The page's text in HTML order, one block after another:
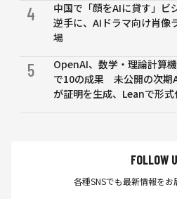
4
中国で「顔をAIに貸す」
逆手に、AIドラマ向け肖像
場
5
OpenAI、数学・理論計算
で10の成果 未公開の次期
が証明を生成、Leanで形式
FOLLOW
各種SNSでも最新情報を